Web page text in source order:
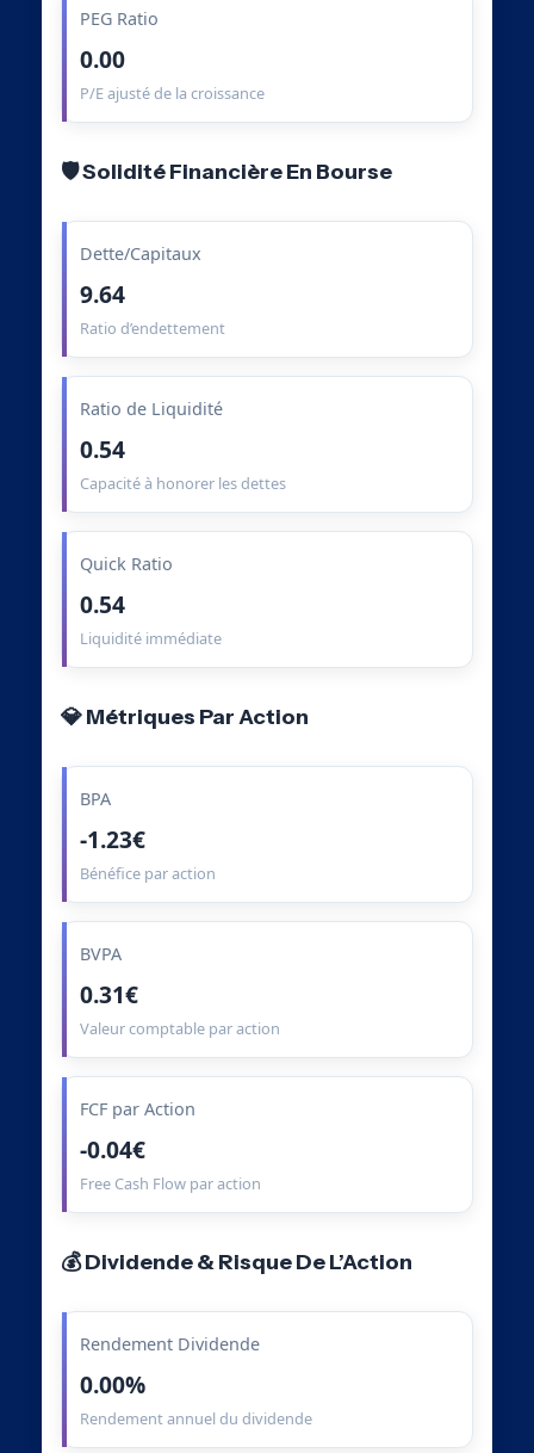
PEG Ratio
0.00
P/E ajusté de la croissance
🛡️ Solidité Financière En Bourse
Dette/Capitaux
9.64
Ratio d’endettement
Ratio de Liquidité
0.54
Capacité à honorer les dettes
Quick Ratio
0.54
Liquidité immédiate
💎 Métriques Par Action
BPA
-1.23€
Bénéfice par action
BVPA
0.31€
Valeur comptable par action
FCF par Action
-0.04€
Free Cash Flow par action
💰 Dividende & Risque De L’Action
Rendement Dividende
0.00%
Rendement annuel du dividende